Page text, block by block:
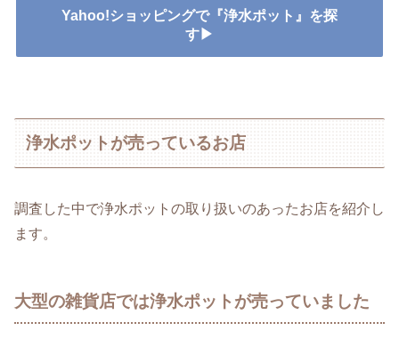
Yahoo!ショッピングで『浄水ポット』を探
す▶
浄水ポットが売っているお店
調査した中で浄水ポットの取り扱いのあったお店を紹介し
ます。
大型の雑貨店では浄水ポットが売っていました